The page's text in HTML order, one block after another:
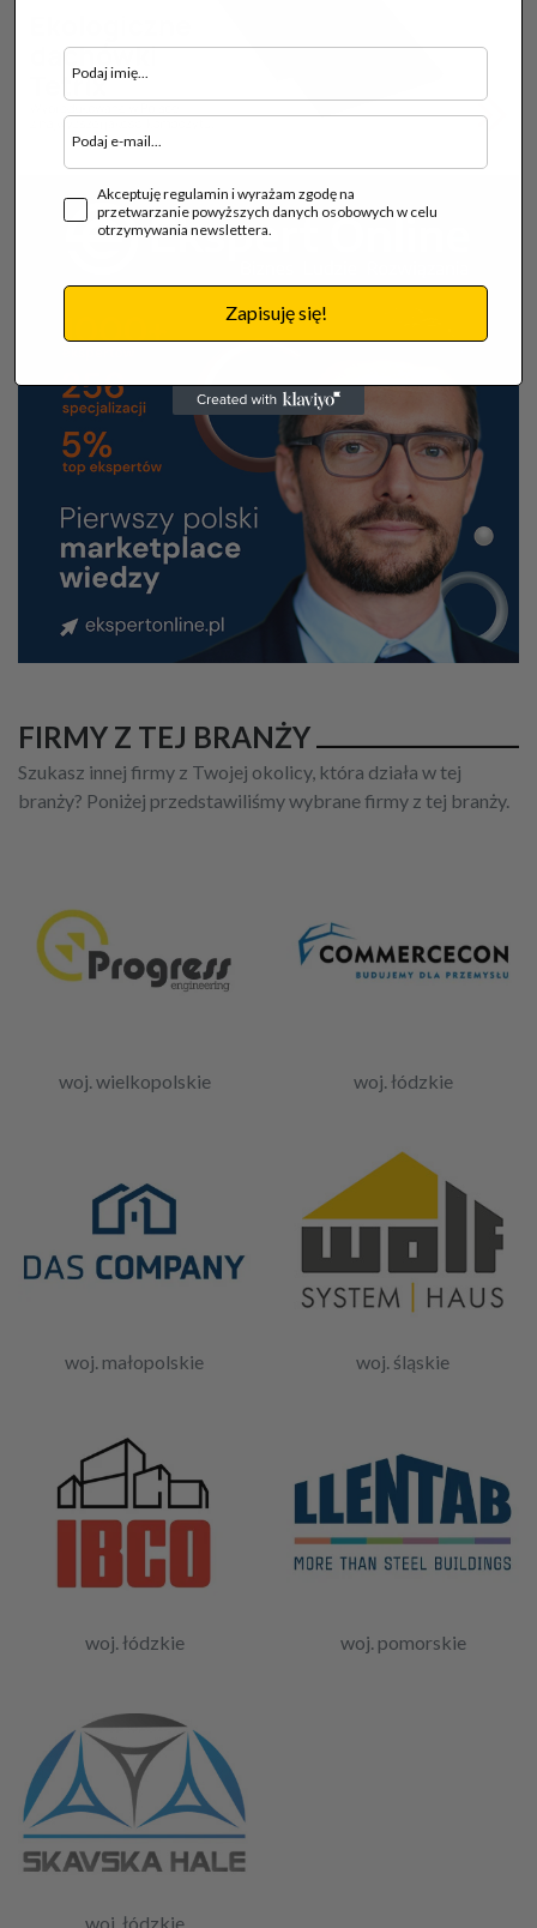
FIRMY Z TEJ BRANŻY
Szukasz innej firmy z Twojej okolicy, która działa w tej
branży? Poniżej przedstawiliśmy wybrane firmy z tej branży.
woj. wielkopolskie woj. łódzkie
woj. małopolskie woj. śląskie
woj. łódzkie woj. pomorskie
woj. łódzkie
Akceptuję regulamin i wyrażam zgodę na
przetwarzanie powyższych danych osobowych w celu
otrzymywania newslettera.
Zapisuję się!